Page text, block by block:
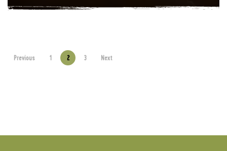
osobního vozu Rybák a další. Součástí areálu depa je i
Previous 1 2 3 Next